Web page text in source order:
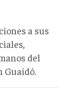
a sus
del
Guaidó.